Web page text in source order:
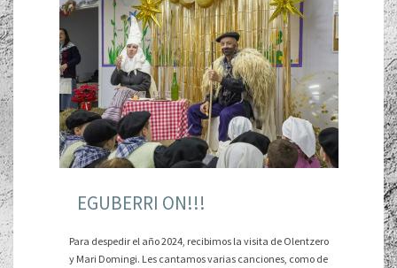
EGUBERRI ON!!!
Para despedir el año 2024, recibimos la visita de Olentzero
y Mari Domingi. Les cantamos varias canciones, como de